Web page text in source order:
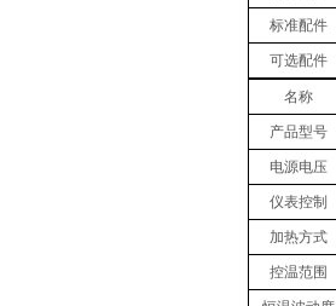
标准配件
可选配件
名称
产品型号
电源电压
仪表控制
加热方式
控温范围